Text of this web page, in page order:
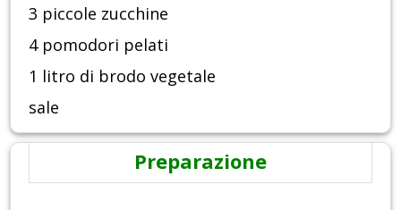
3 piccole zucchine
4 pomodori pelati
1 litro di brodo vegetale
sale
Preparazione